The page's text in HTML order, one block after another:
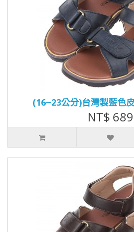
(16~23公分)台灣製藍色
NT$ 689